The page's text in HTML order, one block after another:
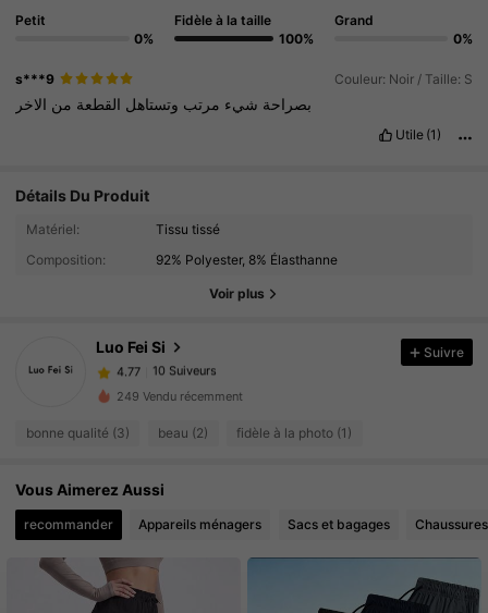
Petit
0%
Fidèle à la taille
100%
Grand
0%
s***9 Couleur: Noir / Taille: S
بصراحة شيء مرتب وتستاهل القطعة من الاخر
Utile (1)
Détails Du Produit
Matériel:
Tissu tissé
Composition:
92% Polyester, 8% Élasthanne
Voir plus
Luo Fei Si
10 Suiveurs
10 Suiveurs
10 Suiveurs
4.77
10 Suiveurs
4.77
10 Suiveurs
4.77 10 Suiveurs
4.77 10 Suiveurs
Suivre
249 Vendu récemment
bonne qualité (3) beau (2) fidèle à la photo (1)
Vous Aimerez Aussi
recommander Appareils ménagers Sacs et bagages Chaussures